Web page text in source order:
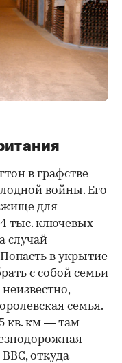
в графстве
войны. Его
для
4 тыс. ключевых
случай
в укрытие
с собой семьи
семья.
кв. км — там
откуда